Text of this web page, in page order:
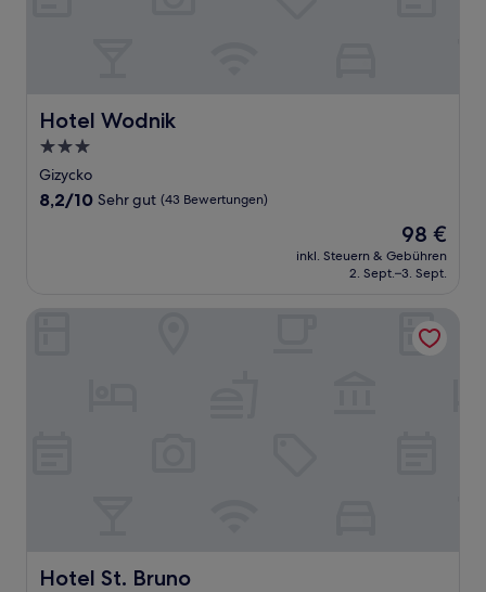
Hotel Wodnik
Hotel Wodnik
3.0-
Sterne-
Unterkunft
Gizycko
8.2
Bewertungen)
8,2/10 Sehr gut (43 Bewertungen)
Der
Preis
beträgt
98 €
inkl. Steuern & Gebühren
2. Sept.–3. Sept.
Hotel St. Bruno
Hotel St. Bruno